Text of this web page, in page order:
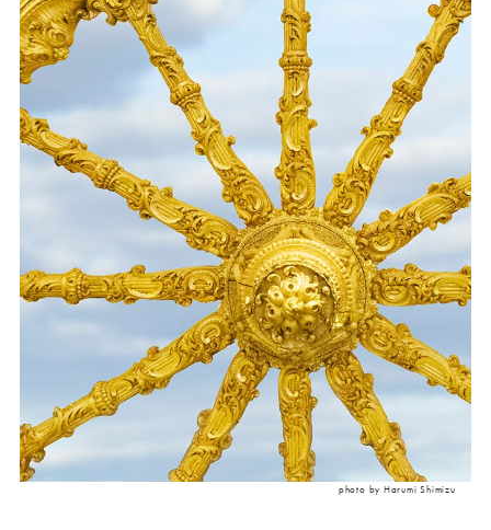
photo by Harumi Shimizu